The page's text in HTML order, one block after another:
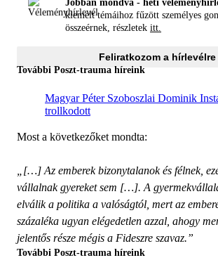
Jobban mondva - heti
kiemelt témáihoz fűzött személyes
összeérnek, részletek itt.
Feliratkozom a hírlevélre
További Poszt-trauma híreink
Magyar Péter Szoboszlai Dominik
trollkodott
Most a következőket mondta:
„[…] Az emberek bizonytalanok és félnek,
vállalnak gyereket sem […]. A
elválik a politika a valóságtól, mert az
százaléka ugyan elégedetlen azzal, ahogy
jelentős része mégis a Fideszre szavaz.”
További Poszt-trauma híreink